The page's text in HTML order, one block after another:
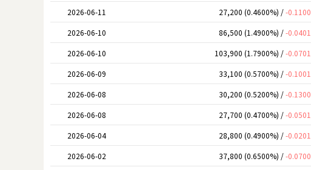
2026-06-11
27,200 (0.4600%) /-0.1100
2026-06-10
86,500 (1.4900%) /-0.0401
2026-06-10
103,900 (1.7900%) /-0.0701
2026-06-09
33,100 (0.5700%) /-0.1001
2026-06-08
30,200 (0.5200%) /-0.1300
2026-06-08
27,700 (0.4700%) /-0.0501
2026-06-04
28,800 (0.4900%) /-0.0201
2026-06-02
37,800 (0.6500%) /-0.0700